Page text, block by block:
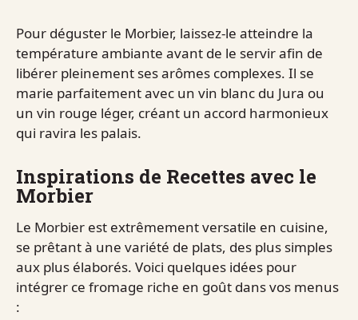
Pour déguster le Morbier, laissez-le atteindre la
température ambiante avant de le servir afin de
libérer pleinement ses arômes complexes. Il se
marie parfaitement avec un vin blanc du Jura ou
un vin rouge léger, créant un accord harmonieux
qui ravira les palais.
Inspirations de Recettes avec le
Morbier
Le Morbier est extrêmement versatile en cuisine,
se prêtant à une variété de plats, des plus simples
aux plus élaborés. Voici quelques idées pour
intégrer ce fromage riche en goût dans vos menus
: